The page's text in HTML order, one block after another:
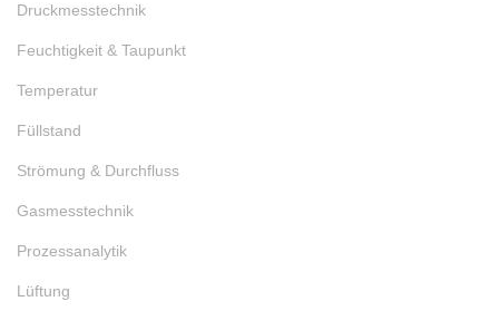
Druckmesstechnik
Feuchtigkeit & Taupunkt
Temperatur
Füllstand
Strömung & Durchfluss
Gasmesstechnik
Prozessanalytik
Lüftung